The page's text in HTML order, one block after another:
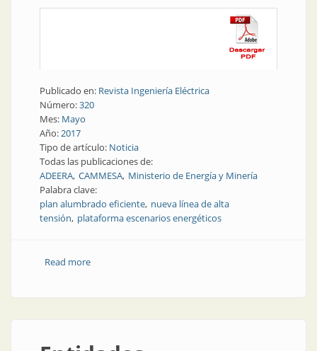
Publicado en: Revista Ingeniería Eléctrica
Número:320
Mes: Mayo
Año:2017
Tipo de artículo: Noticia
Todas las publicaciones de:
ADEERA CAMMESA Ministerio de Energía y Minería
Palabra clave:
plan alumbrado eficiente nueva línea de alta
tensión plataforma escenarios energéticos
Read moreabout Entidades representativas | Noticias: mayo